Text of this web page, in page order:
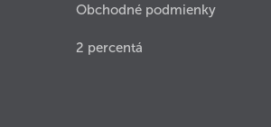
Obchodné podmienky
2 percentá